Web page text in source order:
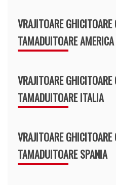
VRAJITOARE GHICITOARE
TAMADUITOARE AMERICA
VRAJITOARE GHICITOARE
TAMADUITOARE ITALIA
VRAJITOARE GHICITOARE
TAMADUITOARE SPANIA